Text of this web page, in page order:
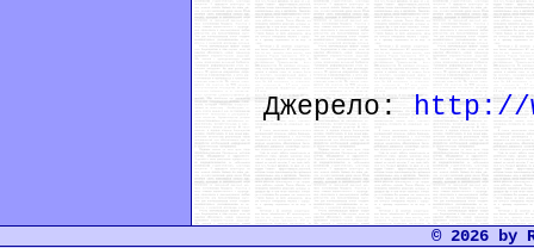
Джерело:http://
© 2026 by